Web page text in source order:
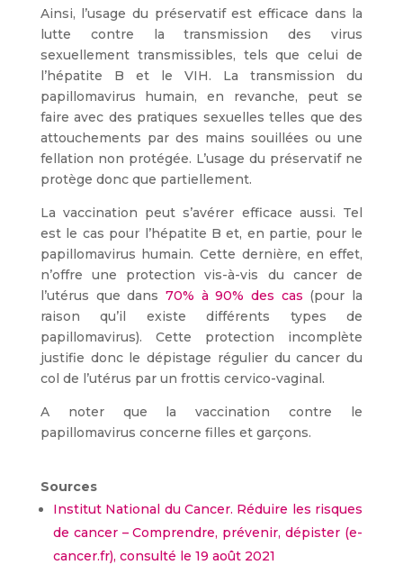
Ainsi, l’usage du préservatif est efficace dans la
lutte contre la transmission des virus
sexuellement transmissibles, tels que celui de
l’hépatite B et le VIH. La transmission du
papillomavirus humain, en revanche, peut se
faire avec des pratiques sexuelles telles que des
attouchements par des mains souillées ou une
fellation non protégée. L’usage du préservatif ne
protège donc que partiellement.
La vaccination peut s’avérer efficace aussi. Tel
est le cas pour l’hépatite B et, en partie, pour le
papillomavirus humain. Cette dernière, en effet,
n’offre une protection vis-à-vis du cancer de
l’utérus que dans 70% à 90% des cas (pour la
raison qu’il existe différents types de
papillomavirus). Cette protection incomplète
justifie donc le dépistage régulier du cancer du
col de l’utérus par un frottis cervico-vaginal.
A noter que la vaccination contre le
papillomavirus concerne filles et garçons.
Sources
Institut National du Cancer. Réduire les risques
de cancer – Comprendre, prévenir, dépister (e-
cancer.fr), consulté le 19 août 2021